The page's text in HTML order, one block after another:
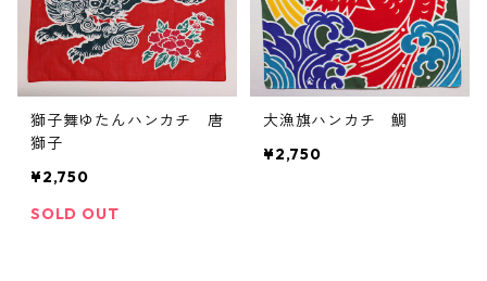
獅子舞ゆたんハンカチ 唐
獅子
¥2,750
SOLD OUT
大漁旗ハンカチ 鯛
¥2,750